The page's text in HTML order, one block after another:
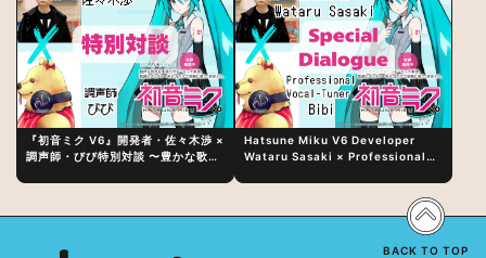
『初音ミク V6』開発者・佐々木渉 ×
調声師・びび特別対談 〜豊かな歌声
Hatsune Miku V6 Developer
Wataru Sasaki × Professional
Vocal Expression Lies in “Love
for the singing characters” and
BACK TO TOP